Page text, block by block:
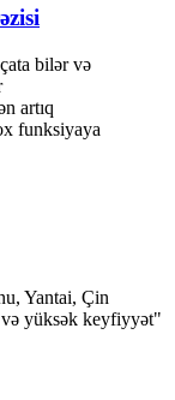
bilər və
artıq
funksiyaya
Yantai, Çin
yüksək keyfiyyət"